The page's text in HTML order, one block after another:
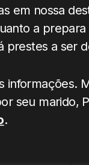
em nossa
a
prestes a ser
informações.
seu marido,
.